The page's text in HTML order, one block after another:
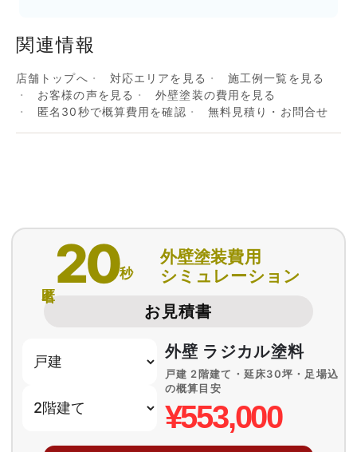
関連情報
店舗トップへ 対応エリアを見る
施工例一覧を見る
お客様の声を見る
外壁塗装の費用を見る
匿名30秒で概算費用を確認
無料見積り・お問合せ
20秒
外壁塗装費用
シミュレーション
お見積書
外壁 ラジカル塗料
戸建 2階建て・延床30坪・足場込
の概算目安
¥553,000